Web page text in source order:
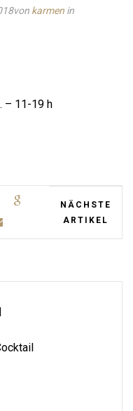
von karmen in
– 11-19 h
NÄCHSTE
ARTIKEL